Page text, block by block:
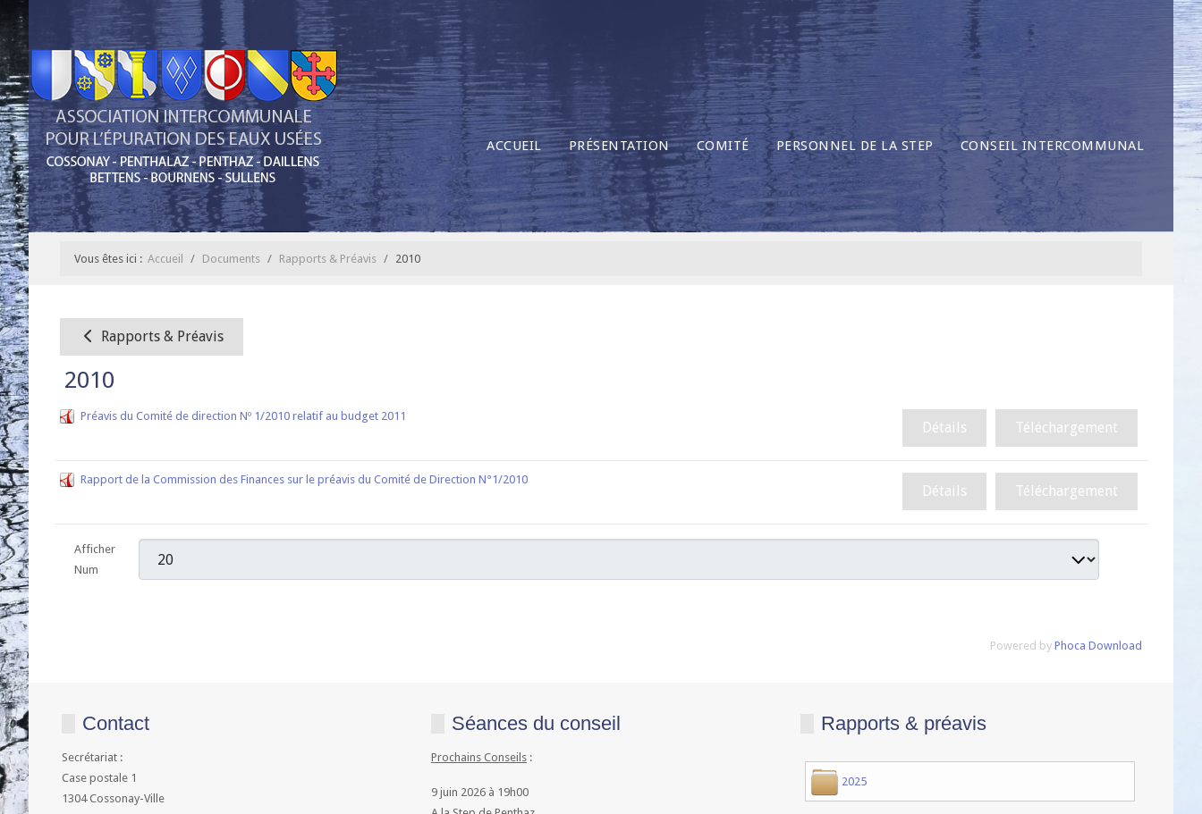
ACCUEIL PRÉSENTATION COMITÉ PERSONNEL DE LA STEP CONSEIL INTERCOMMUNAL
Vous êtes ici : Accueil Documents Rapports & Préavis 2010
Rapports & Préavis
2010
Préavis du Comité de direction Nº 1/2010 relatif au budget 2011
Téléchargement
Détails
Rapport de la Commission des Finances sur le préavis du Comité de Direction N°1/2010
Téléchargement
Détails
Afficher
Num
Powered by Phoca Download
Contact
Secrétariat :
Case postale 1
1304 Cossonay-Ville
Séances du conseil
Prochains Conseils:
9 juin 2026 à 19h00
Rapports & préavis
2025